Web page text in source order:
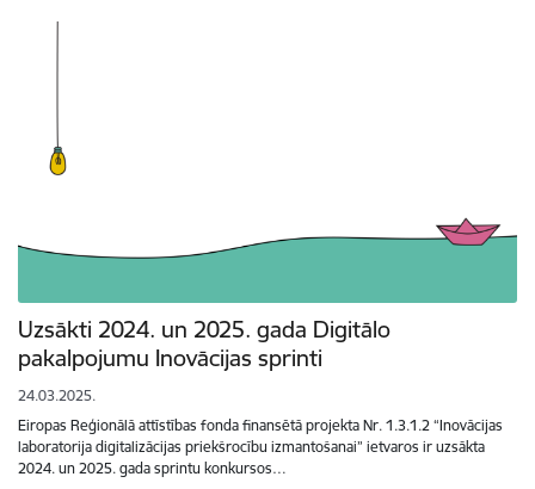
Uzsākti 2024. un 2025. gada Digitālo
pakalpojumu Inovācijas sprinti
24.03.2025.
Eiropas Reģionālā attīstības fonda finansētā projekta Nr. 1.3.1.2 “Inovācijas
laboratorija digitalizācijas priekšrocību izmantošanai” ietvaros ir uzsākta
2024. un 2025. gada sprintu konkursos…